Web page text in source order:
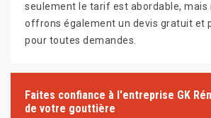
seulement le tarif est abordable, mais
offrons également un devis gratuit et
pour toutes demandes.
Faites confiance à l'entreprise GK
de votre gouttière